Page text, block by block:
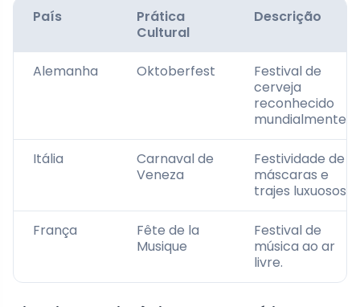
País
Prática
Cultural
Descrição
Alemanha Oktoberfest
Festival de
cerveja
reconhecido
mundialmente.
Itália
Carnaval de
Veneza
Festividade de
máscaras e
trajes luxuosos.
França
Fête de la
Musique
Festival de
música ao ar
livre.